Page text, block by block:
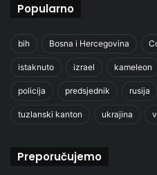
Popularno
bih Bosna i Hercegovina
istaknuto izrael kameleon
policija predsjednik rusija
tuzlanski kanton ukrajina
Preporučujemo